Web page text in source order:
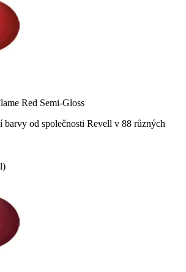
Red Semi-Gloss
barvy od společnosti Revell v 88 různých